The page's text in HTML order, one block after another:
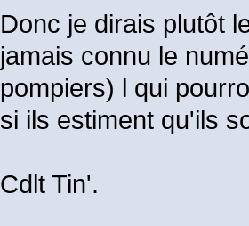
Donc je dirais plutôt
jamais connu le
pompiers) l qui
si ils estiment qu'ils
Cdlt Tin'.